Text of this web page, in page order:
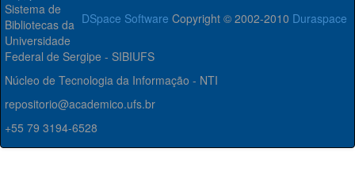
DSpace Software Copyright © 2002-2010 Duraspace
Sistema de
Bibliotecas da
Universidade
Federal de Sergipe - SIBIUFS
Núcleo de Tecnologia da Informação - NTI
repositorio@academico.ufs.br
+55 79 3194-6528